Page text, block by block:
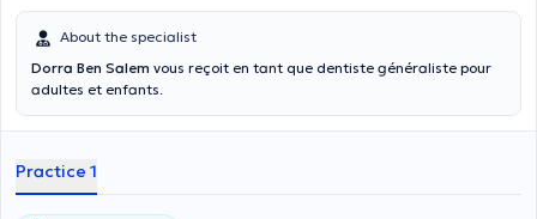
About the specialist
Dorra Ben Salem vous reçoit en tant que dentiste généraliste pour
adultes et enfants.
Practice 1